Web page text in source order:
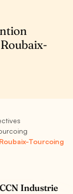
Tourcoing
Industrie